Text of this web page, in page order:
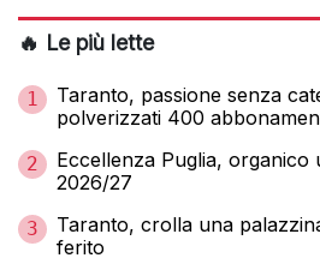
🔥 Le più lette
1
Taranto, passione senza
polverizzati 400
2
Eccellenza Puglia, organico
2026/27
3
Taranto, crolla una
ferito